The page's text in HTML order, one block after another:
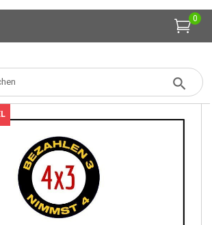
0
PACK 4 POPPERS DRAGON STRONG 24ML